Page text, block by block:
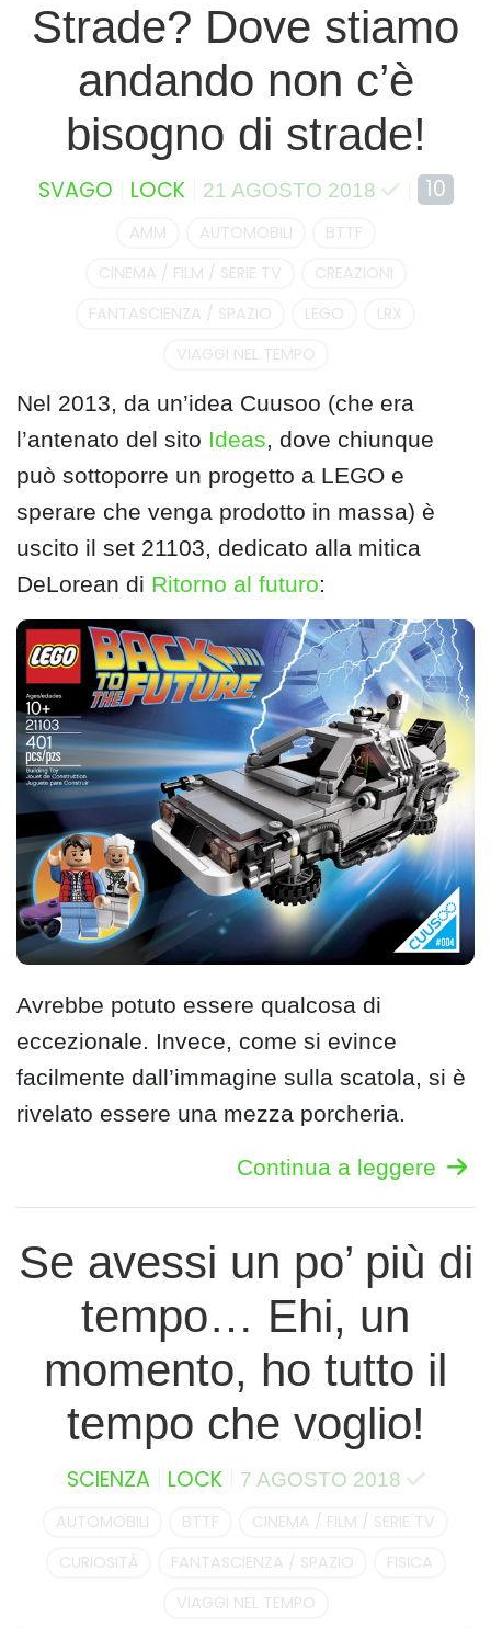
Strade? Dove stiamo
andando non c’è
bisogno di strade!
SVAGO LOCK 21 AGOSTO 2018 10
AMM AUTOMOBILI
BTTF
CINEMA / FILM / SERIE TV
CREAZIONI
FANTASCIENZA / SPAZIO
LEGO
LRX
VIAGGI NEL TEMPO
Nel 2013, da un’idea Cuusoo (che era
l’antenato del sito Ideas, dove chiunque
può sottoporre un progetto a LEGO e
sperare che venga prodotto in massa) è
uscito il set 21103, dedicato alla mitica
DeLorean di Ritorno al futuro:
Avrebbe potuto essere qualcosa di
eccezionale. Invece, come si evince
facilmente dall’immagine sulla scatola, si è
rivelato essere una mezza porcheria.
Continua a leggere
Se avessi un po’ più di
tempo… Ehi, un
momento, ho tutto il
tempo che voglio!
SCIENZA LOCK 7 AGOSTO 2018
AUTOMOBILI BTTF
CINEMA / FILM / SERIE TV
CURIOSITÀ
FANTASCIENZA / SPAZIO
FISICA
VIAGGI NEL TEMPO